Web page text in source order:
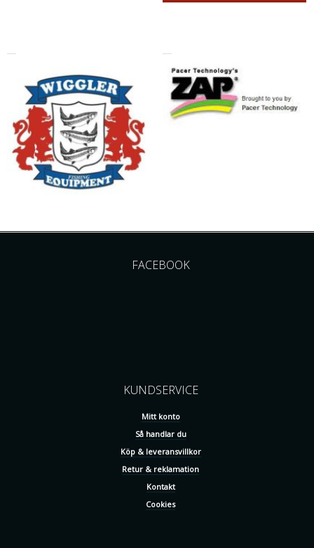
FACEBOOK
KUNDSERVICE
Mitt konto
Så handlar du
Köp & leveransvillkor
Retur & reklamation
Kontakt
Cookies